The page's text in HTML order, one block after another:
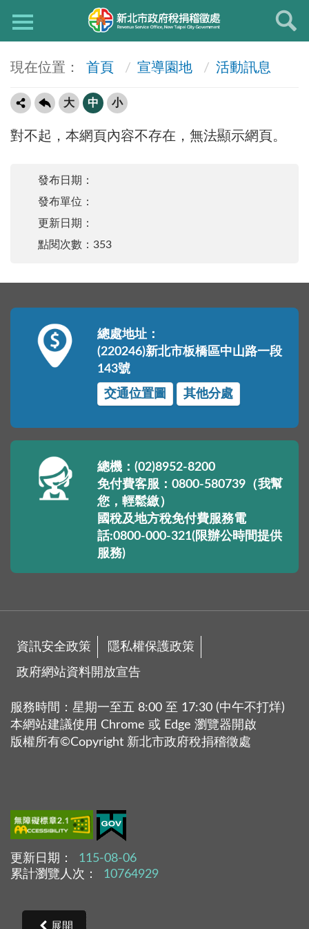
展開
首頁 宣導園地 活動訊息
大 中 小
對不起，本網頁內容不存在，無法顯示網頁。
發布日期：
發布單位：
更新日期：
點閱次數：353
總處地址：
(220246)新北市板橋區中山路一段
143號
交通位置圖
其他分處
總機：(02)8952-8200
免付費客服：0800-580739（我幫
您，輕鬆繳）
國稅及地方稅免付費服務電
話:0800-000-321(限辦公時間提供
服務)
資訊安全政策 隱私權保護政策
政府網站資料開放宣告
服務時間：星期一至五 8:00 至 17:30 (中午不打烊)
本網站建議使用 Chrome 或 Edge 瀏覽器開啟
版權所有©Copyright 新北市政府稅捐稽徵處
更新日期：
115-08-06
累計瀏覽人次：
10764929